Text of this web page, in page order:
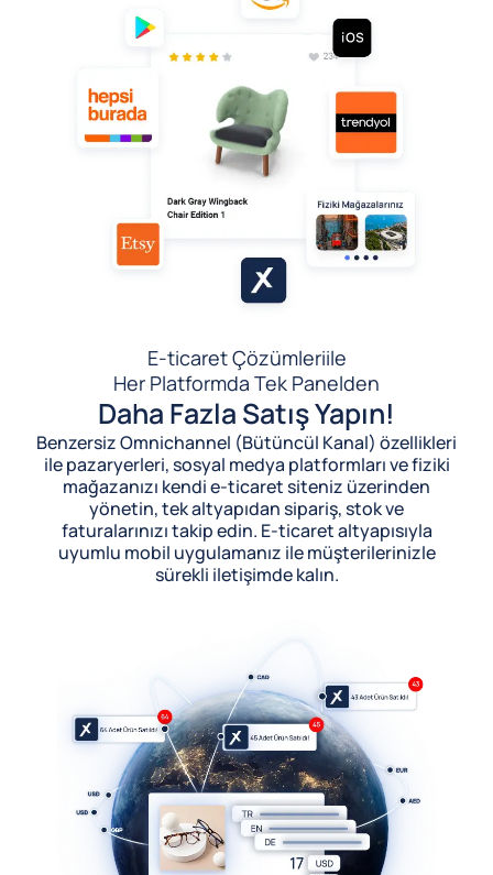
E-ticaret Çözümleriile
Her Platformda Tek Panelden
Daha Fazla Satış Yapın!
Benzersiz Omnichannel (Bütüncül Kanal) özellikleri
ile pazaryerleri, sosyal medya platformları ve fiziki
mağazanızı kendi e-ticaret siteniz üzerinden
yönetin, tek altyapıdan sipariş, stok ve
faturalarınızı takip edin. E-ticaret altyapısıyla
uyumlu mobil uygulamanız ile müşterilerinizle
sürekli iletişimde kalın.